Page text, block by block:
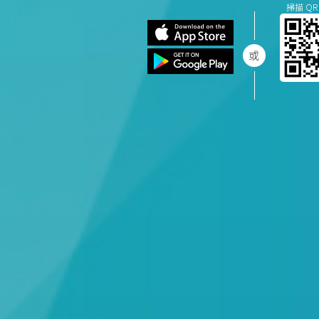
掃描